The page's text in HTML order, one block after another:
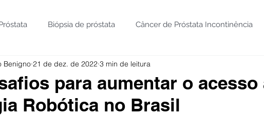
Biópsia de próstata Câncer de Próstata Incontinência
Próstata PROSTATA: PSA | 4K | PHI | PCA3
Câncer de bexiga Nódulos e cistos nos rins
para aumentar o acesso
Robótica no Brasil
Benigno 21 de dez. de 2022 3 min de leitura